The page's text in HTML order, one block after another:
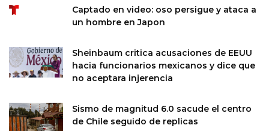
Captado en video: oso persigue y ataca a
un hombre en Japon
Sheinbaum critica acusaciones de EEUU
hacia funcionarios mexicanos y dice que
no aceptara injerencia
Sismo de magnitud 6.0 sacude el centro
de Chile seguido de replicas